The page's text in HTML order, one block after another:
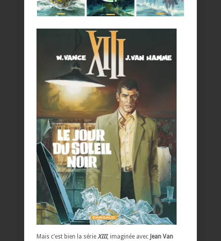
Mais c’est bien la série XIII, imaginée avec Jean Van